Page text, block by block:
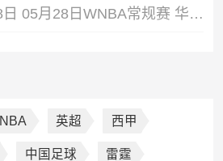
2026年05月28日 05月28日WNBA常规赛 华盛顿神秘人78-64西雅图风暴 全场集锦
NBA 英超 西甲
中国足球 雷霆